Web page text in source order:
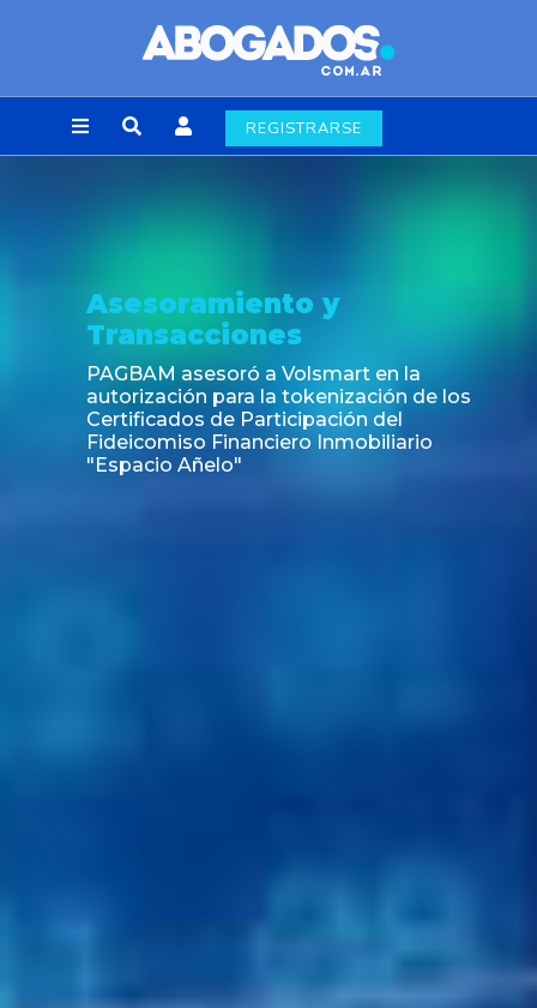
REGISTRARSE
Asesoramiento y
Transacciones
PAGBAM asesoró a Volsmart en la
autorización para la tokenización de los
Certificados de Participación del
Fideicomiso Financiero Inmobiliario
"Espacio Añelo"